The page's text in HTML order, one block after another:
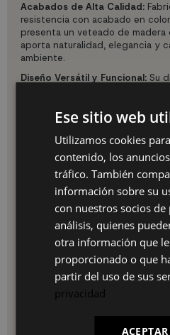
Acabados de Alta Calidad:
resistencia con acabado en
presenta un veteado de
aporta naturalidad, elegancia y
ambiente.
Diseño Versátil y Funcional: Su
nórdico. Ideal como mueble
incluso en recibidores amplios.
Especificaciones Técnicas:
Medidas: 207X80X37 cm
Configuración: 4 puertas
Material: Melamina de alta
Acabado: Roble oscuro y
Sistema de bisagras soft-
Amplios compartimentos
Montaje sencillo con
Garantía: 3 años
Ventajas de este Aparador:
Organiza y oculta objetos
Resistente al uso diario y
Diseño atemporal
Ese sitio web
Utilizamos cookies
contenido, los
tráfico. También
información sobre su
con nuestros socios
análisis, quienes
otra información que
proporcionado o que
partir del uso de sus
privacidad